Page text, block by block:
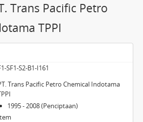
Trans Pacific Petro
TPPI
SF1-S2-B1-I161
Trans Pacific Petro Chemical Indotama
1995 - 2008 (Penciptaan)